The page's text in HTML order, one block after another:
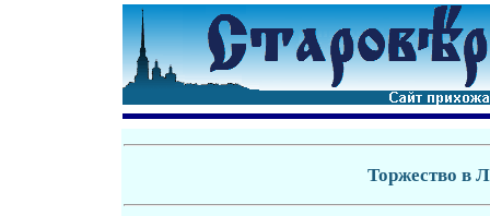
Торжество в